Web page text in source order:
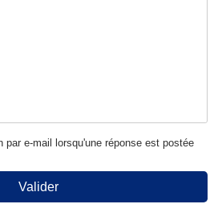
par e-mail lorsqu'une réponse est postée
Valider